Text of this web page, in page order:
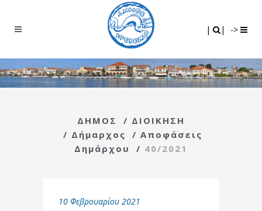
| | ->
ΔΗΜΟΣ / ΔΙΟΙΚΗΣΗ
/ Δήμαρχος / Αποφάσεις
Δημάρχου
/ 40/2021
10 Φεβρουαρίου 2021